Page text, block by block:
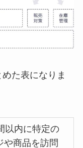
た表になりま
以内に特定の
や商品を訪問